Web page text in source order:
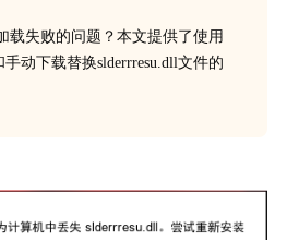
载失败的问题？本文提供了使用
动下载替换slderrresu.dll文件的